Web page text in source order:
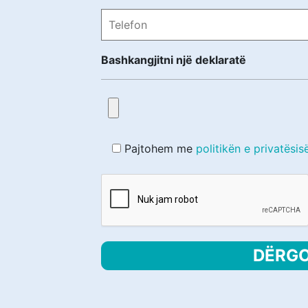
Bashkangjitni një deklaratë
Pajtohem me politikën e